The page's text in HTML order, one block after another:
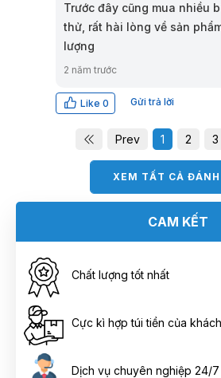
Trước đây cũng mua nhiều
thử, rất hài lòng về sản
lượng
2 năm trước
Like 0 Gửi trả lời
Prev 1 2 3
XEM TẤT CẢ
CAM KẾT
Chất lượng tốt nhất
Cực kì hợp túi tiền của
Dịch vụ chuyên nghiệp 24/7